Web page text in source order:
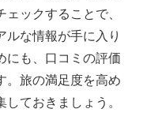
ックすることで、
ルな情報が手に入り
にも、口コミの評価
。旅の満足度を高め
ておきましょう。